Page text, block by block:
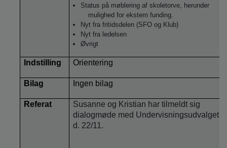
Status på møblering af skoletorve, herunder
mulighed for ekstern funding.
Nyt fra fritidsdelen (SFO og Klub)
Nyt fra ledelsen
Øvrigt
Indstilling Orientering
Bilag Ingen bilag
Referat
Susanne og Kristian har tilmeldt sig
dialogmøde med Undervisningsudvalget
d. 22/11.